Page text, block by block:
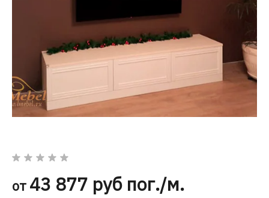
от 43 877 руб пог./м.